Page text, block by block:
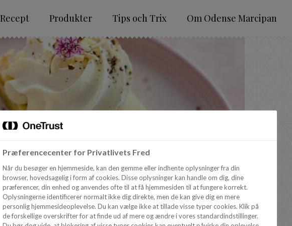
Recept Produkter Tips och Trix Om Odense Marcipan
Præferencecenter for Privatlivets Fred
Når du besøger en hjemmeside, kan den gemme eller indhente oplysninger fra din
browser, hovedsagelig i form af cookies. Disse oplysninger kan handle om dig, dine
præferencer, din enhed og anvendes ofte til at få hjemmesiden til at fungere korrekt.
Oplysningerne identificerer normalt ikke dig direkte, men de kan give dig en mere
personlig hjemmesideoplevelse. Du kan vælge ikke at tillade visse typer cookies. Klik på
de forskellige overskrifter for at finde ud af mere og ændre i vores standardindstillinger.